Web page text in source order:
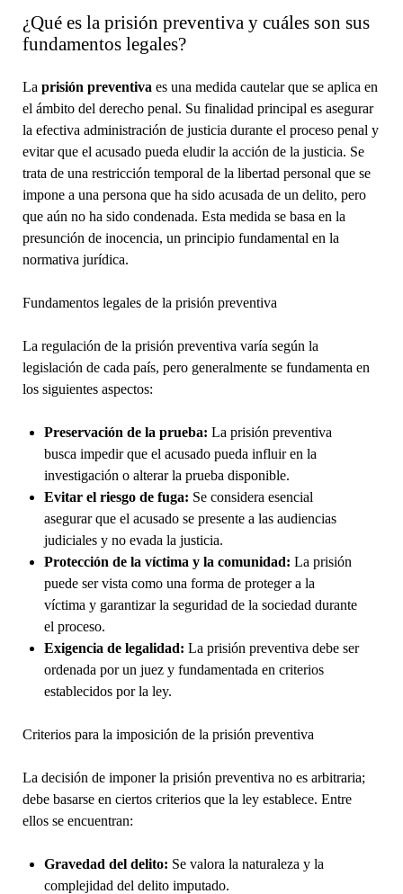
¿Qué es la prisión preventiva y cuáles son sus
fundamentos legales?
La prisión preventiva es una medida cautelar que se aplica en
el ámbito del derecho penal. Su finalidad principal es asegurar
la efectiva administración de justicia durante el proceso penal y
evitar que el acusado pueda eludir la acción de la justicia. Se
trata de una restricción temporal de la libertad personal que se
impone a una persona que ha sido acusada de un delito, pero
que aún no ha sido condenada. Esta medida se basa en la
presunción de inocencia, un principio fundamental en la
normativa jurídica.
Fundamentos legales de la prisión preventiva
La regulación de la prisión preventiva varía según la
legislación de cada país, pero generalmente se fundamenta en
los siguientes aspectos:
Preservación de la prueba: La prisión preventiva
busca impedir que el acusado pueda influir en la
investigación o alterar la prueba disponible.
Evitar el riesgo de fuga: Se considera esencial
asegurar que el acusado se presente a las audiencias
judiciales y no evada la justicia.
Protección de la víctima y la comunidad: La prisión
puede ser vista como una forma de proteger a la
víctima y garantizar la seguridad de la sociedad durante
el proceso.
Exigencia de legalidad: La prisión preventiva debe ser
ordenada por un juez y fundamentada en criterios
establecidos por la ley.
Criterios para la imposición de la prisión preventiva
La decisión de imponer la prisión preventiva no es arbitraria;
debe basarse en ciertos criterios que la ley establece. Entre
ellos se encuentran:
Gravedad del delito: Se valora la naturaleza y la
complejidad del delito imputado.